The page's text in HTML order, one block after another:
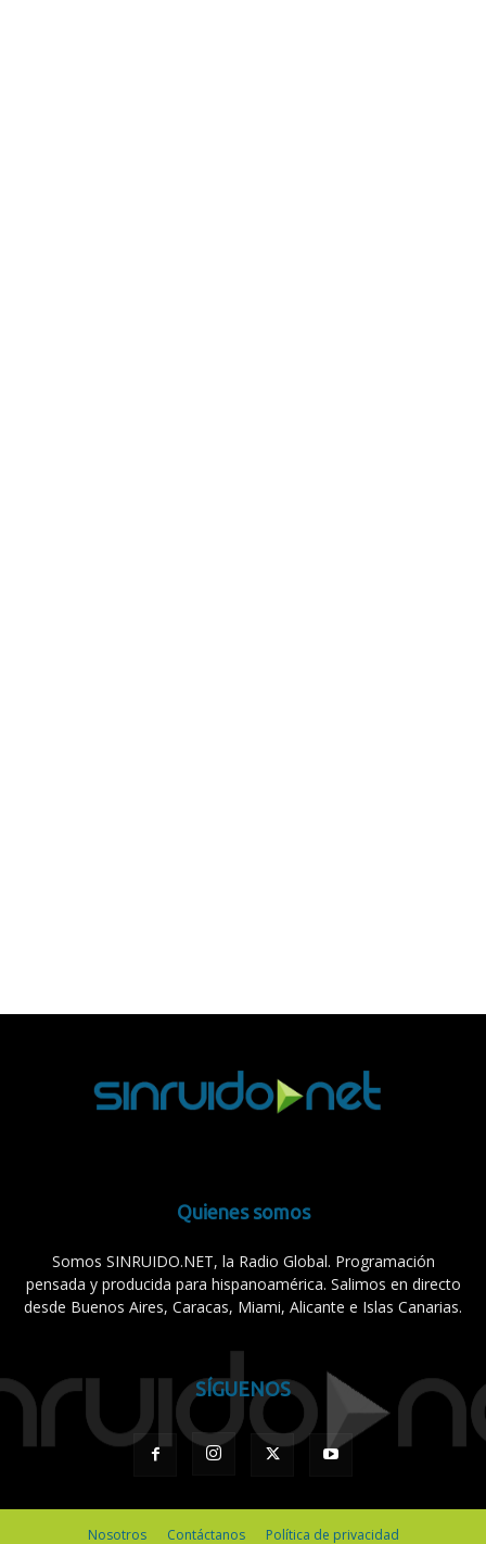
Quienes somos
Somos SINRUIDO.NET, la Radio Global. Programación
pensada y producida para hispanoamérica. Salimos en directo
desde Buenos Aires, Caracas, Miami, Alicante e Islas Canarias.
SÍGUENOS
Nosotros Contáctanos Política de privacidad